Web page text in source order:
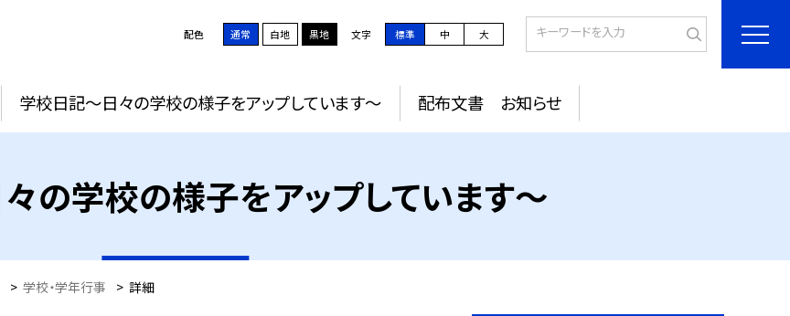
配色 通常 白地 黒地 文字 標準 中 大
学校日記～日々の学校の様子をアップしています～ 配布文書 お知らせ
の学校の様子をアップしています～
> 学校・学年行事 > 詳細